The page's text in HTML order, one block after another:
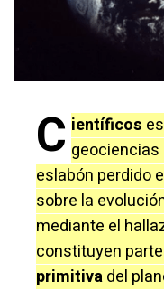
C ientíficos
geociencias
eslabón perdido
sobre la
mediante el
constituyen
primitivadel